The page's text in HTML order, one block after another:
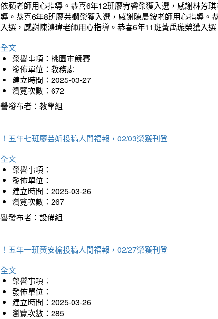
蘋老師用心指導。恭喜6年12班廖宥睿榮獲入選，感謝林芳
。恭喜6年8班廖芸嫺榮獲入選，感謝陳晨銨老師用心指導
選，感謝陳鴻瑋老師用心指導。恭喜6年11班黃禹璇榮獲入
文
榮譽事項：桃園市競賽
發佈單位：教務處
建立時間：2025-03-27
瀏覽次數：672
發布者：教學組
五年七班廖芸妡投稿人間福報，02/03榮獲刊登
文
榮譽事項：
發佈單位：
建立時間：2025-03-26
瀏覽次數：267
發布者：設備組
五年一班黃安榆投稿人間福報，02/27榮獲刊登
文
榮譽事項：
發佈單位：
建立時間：2025-03-26
瀏覽次數：285